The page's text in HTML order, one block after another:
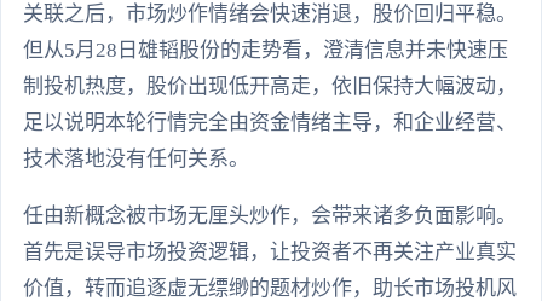
关联之后，市场炒作情绪会快速消退，股价回归平稳。
但从5月28日雄韬股份的走势看，澄清信息并未快速压
制投机热度，股价出现低开高走，依旧保持大幅波动，
足以说明本轮行情完全由资金情绪主导，和企业经营、
技术落地没有任何关系。
任由新概念被市场无厘头炒作，会带来诸多负面影响。
首先是误导市场投资逻辑，让投资者不再关注产业真实
价值，转而追逐虚无缥缈的题材炒作，助长市场投机风